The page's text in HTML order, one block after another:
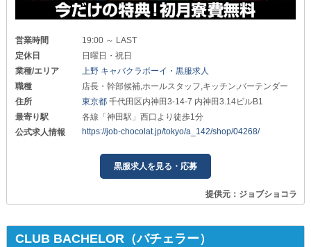
営業時間
19:00 ～ LAST
定休日
日曜日・祝日
業種/エリア
上野 キャバクラボーイ・黒服求人
職種
店長・幹部候補,ホールスタッフ,キッチン,バーテンダー
住所
東京都千代田区内神田3-14-7 内神田3.14ビルB1
最寄り駅
各線「神田駅」西口より徒歩1分
公式求人情報
https://job-chocolat.jp/tokyo/a_142/shop/04268/
黒服求人を見る・応募
提供元：ジョブショコラ
CLUB BACHELOR（バチェラー）